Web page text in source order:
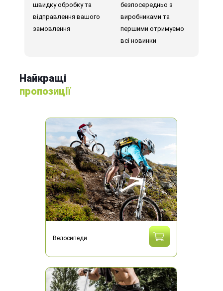
швидку обробку та
відправлення вашого
замовлення
безпосередньо з
виробниками та
першими отримуємо
всі новинки
Найкращі
пропозиції
Велосипеди